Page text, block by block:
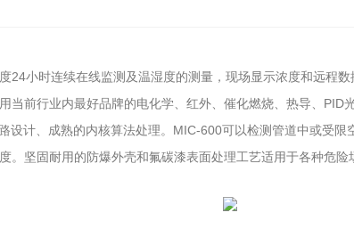
小时连续在线监测及温湿度的测量，现场显示浓度和远程数
当前行业内最好品牌的电化学、红外、催化燃烧、热导、PID
设计、成熟的内核算法处理。MIC-600可以检测管道中或受限
。坚固耐用的防爆外壳和氟碳漆表面处理工艺适用于各种危